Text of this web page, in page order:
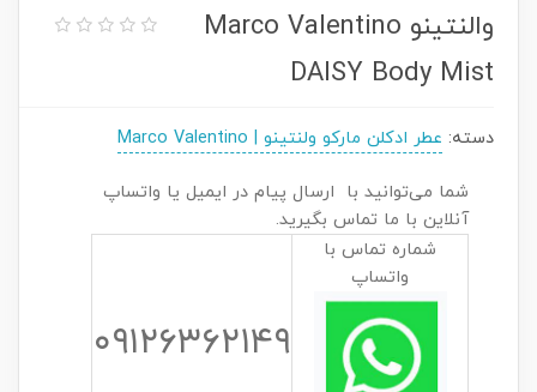
والنتینو Marco Valentino
DAISY Body Mist
دسته: عطر ادکلن مارکو ولنتینو | Marco Valentino
شما می‌توانید با ارسال پیام در ایمیل یا واتساپ
آنلاین با ما تماس بگیرید.
شماره تماس با
واتساپ
۰۹۱۲۶۳۶۲۱۴۹